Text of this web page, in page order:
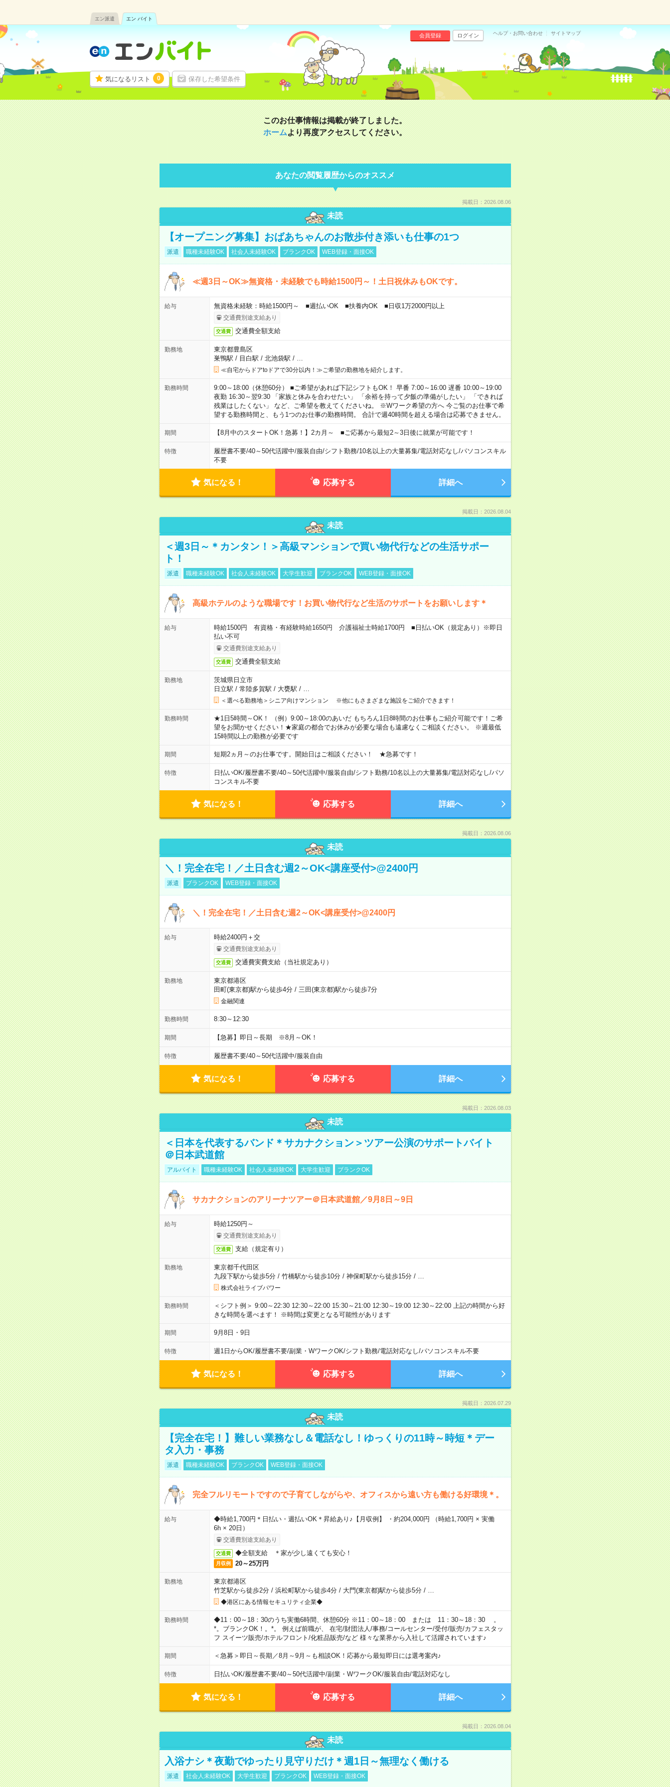
エン派遣 エン バイト
気になるリスト 0 保存した希望条件
会員登録 ログイン ヘルプ・お問い合わせ サイトマップ
このお仕事情報は掲載が終了しました。
ホームより再度アクセスしてください。
あなたの閲覧履歴からのオススメ
掲載日：2026.08.06
未読
【オープニング募集】おばあちゃんのお散歩付き添いも仕事の1つ
派遣 職種未経験OK 社会人未経験OK ブランクOK WEB登録・面接OK
≪週3日～OK≫無資格・未経験でも時給1500円～！土日祝休みもOKです。
給与 無資格未経験：時給1500円～ ■週払いOK ■扶養内OK ■日収1万2000円以上
交通費別途支給あり
交通費 交通費全額支給
勤務地
東京都豊島区
巣鴨駅 / 目白駅 / 北池袋駅 / …
≪自宅からドアtoドアで30分以内！≫ご希望の勤務地を紹介します。
勤務時間
9:00～18:00（休憩60分） ■ご希望があれば下記シフトもOK！ 早番 7:00～16:00 遅番 10:00～19:00
夜勤 16:30～翌9:30 「家族と休みを合わせたい」 「余裕を持って夕飯の準備がしたい」 「できれば
残業はしたくない」 など、ご希望を教えてくださいね。 ※Wワーク希望の方へ 今ご覧のお仕事で希
望する勤務時間と、もう1つのお仕事の勤務時間。 合計で週40時間を超える場合は応募できません。
期間 【8月中のスタートOK！急募！】2カ月～ ■ご応募から最短2～3日後に就業が可能です！
特徴 履歴書不要/40～50代活躍中/服装自由/シフト勤務/10名以上の大量募集/電話対応なし/パソコンスキル
不要
気になる！ 応募する 詳細へ
掲載日：2026.08.04
未読
＜週3日～＊カンタン！＞高級マンションで買い物代行などの生活サポー
ト！
派遣 職種未経験OK 社会人未経験OK 大学生歓迎 ブランクOK WEB登録・面接OK
高級ホテルのような職場です！お買い物代行など生活のサポートをお願いします＊
給与
時給1500円 有資格・有経験時給1650円 介護福祉士時給1700円 ■日払いOK（規定あり）※即日
払い不可
交通費別途支給あり
交通費 交通費全額支給
勤務地
茨城県日立市
日立駅 / 常陸多賀駅 / 大甕駅 / …
＜選べる勤務地＞シニア向けマンション ※他にもさまざまな施設をご紹介できます！
勤務時間
★1日5時間～OK！ （例）9:00～18:00のあいだ もちろん1日8時間のお仕事もご紹介可能です！ご希
望をお聞かせください！★家庭の都合でお休みが必要な場合も遠慮なくご相談ください。 ※週最低
15時間以上の勤務が必要です
期間 短期2ヵ月～のお仕事です。開始日はご相談ください！ ★急募です！
特徴 日払いOK/履歴書不要/40～50代活躍中/服装自由/シフト勤務/10名以上の大量募集/電話対応なし/パソ
コンスキル不要
気になる！ 応募する 詳細へ
掲載日：2026.08.06
未読
＼！完全在宅！／土日含む週2～OK<講座受付>@2400円
派遣 ブランクOK WEB登録・面接OK
＼！完全在宅！／土日含む週2～OK<講座受付>@2400円
給与 時給2400円＋交
交通費別途支給あり
交通費 交通費実費支給（当社規定あり）
勤務地
東京都港区
田町(東京都)駅から徒歩4分/ 三田(東京都)駅から徒歩7分
金融関連
勤務時間 8:30～12:30
期間 【急募】即日～長期 ※8月～OK！
特徴 履歴書不要/40～50代活躍中/服装自由
気になる！ 応募する 詳細へ
掲載日：2026.08.03
未読
＜日本を代表するバンド＊サカナクション＞ツアー公演のサポートバイト
＠日本武道館
アルバイト 職種未経験OK 社会人未経験OK 大学生歓迎 ブランクOK
サカナクションのアリーナツアー＠日本武道館／9月8日～9日
給与 時給1250円～
交通費別途支給あり
交通費 支給（規定有り）
勤務地
東京都千代田区
九段下駅から徒歩5分/ 竹橋駅から徒歩10分/ 神保町駅から徒歩15分/ …
株式会社ライブパワー
勤務時間
＜シフト例＞ 9:00～22:30 12:30～22:00 15:30～21:00 12:30～19:00 12:30～22:00 上記の時間から好
きな時間を選べます！ ※時間は変更となる可能性があります
期間 9月8日・9日
特徴 週1日からOK/履歴書不要/副業・WワークOK/シフト勤務/電話対応なし/パソコンスキル不要
気になる！ 応募する 詳細へ
掲載日：2026.07.29
未読
【完全在宅！】難しい業務なし＆電話なし！ゆっくりの11時～時短＊デー
タ入力・事務
派遣 職種未経験OK ブランクOK WEB登録・面接OK
完全フルリモートですので子育てしながらや、オフィスから遠い方も働ける好環境＊。
給与
◆時給1,700円＊日払い・週払いOK＊昇給あり♪【月収例】 ・約204,000円 （時給1,700円 × 実働
6h × 20日）
交通費別途支給あり
交通費 ◆全額支給 ＊家が少し遠くても安心！
月収例 20～25万円
勤務地
東京都港区
竹芝駅から徒歩2分/ 浜松町駅から徒歩4分/ 大門(東京都)駅から徒歩5分/ …
◆港区にある情報セキュリティ企業◆
勤務時間
◆11：00～18：30のうち実働6時間、休憩60分 ※11：00～18：00 または 11：30～18：30 。
*。ブランクOK！。*。 例えば前職が、 在宅/財団法人/事務/コールセンター/受付/販売/カフェスタッ
フ スイーツ販売/ホテルフロント/化粧品販売/など 様々な業界から入社して活躍されています♪
期間 ＜急募＞即日～長期／8月～9月～も相談OK！応募から最短即日には選考案内♪
特徴 日払いOK/履歴書不要/40～50代活躍中/副業・WワークOK/服装自由/電話対応なし
気になる！ 応募する 詳細へ
掲載日：2026.08.04
未読
入浴ナシ＊夜勤でゆったり見守りだけ＊週1日～無理なく働ける
派遣 社会人未経験OK 大学生歓迎 ブランクOK WEB登録・面接OK